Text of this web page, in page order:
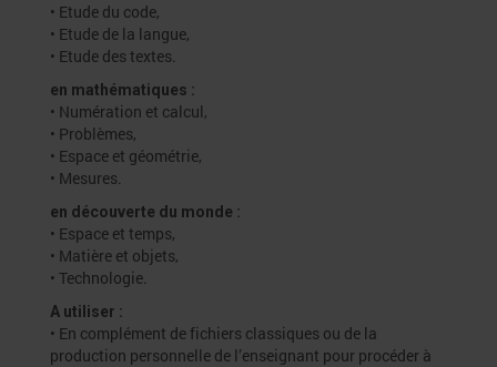
• Etude du code,
• Etude de la langue,
• Etude des textes.
en mathématiques :
• Numération et calcul,
• Problèmes,
• Espace et géométrie,
• Mesures.
en découverte du monde :
• Espace et temps,
• Matière et objets,
• Technologie.
A utiliser :
• En complément de fichiers classiques ou de la
production personnelle de l’enseignant pour procéder à